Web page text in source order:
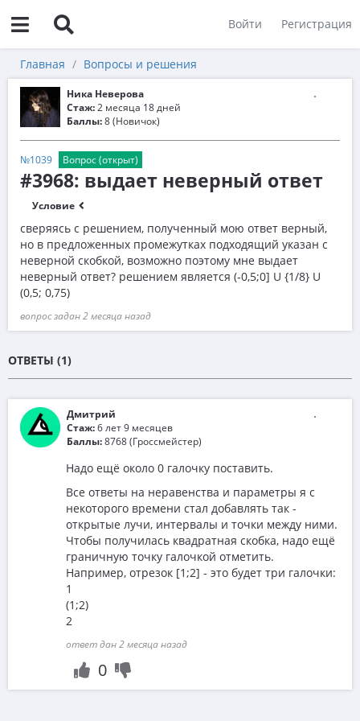
Войти Регистрация
Главная Вопросы и решения
Ника Неверова
Стаж:2 месяца 18 дней
Баллы:8 (Новичок)
№1039 Вопрос (открыт)
#3968: выдает неверный ответ
Условие
сверяясь с решением, полученный мою ответ верный,
но в предложенных промежутках подходящий указан с
неверной скобкой, возможно поэтому мне выдает
неверный ответ? решением является (-0,5;0] U {1/8} U
(0,5; 0,75)
вопрос задан 2 месяца назад
ОТВЕТЫ (1)
Дмитрий
Стаж:6 лет 9 месяцев
Баллы:8768 (Гроссмейстер)
Надо ещё около 0 галочку поставить.
Все ответы на неравенства и параметры я с
некоторого времени стал добавлять так -
открытые лучи, интервалы и точки между ними.
Чтобы получилась квадратная скобка, надо ещё
граничную точку галочкой отметить.
Например, отрезок [1;2] - это будет три галочки:
1
(1;2)
2
ответ дан 2 месяца назад
0